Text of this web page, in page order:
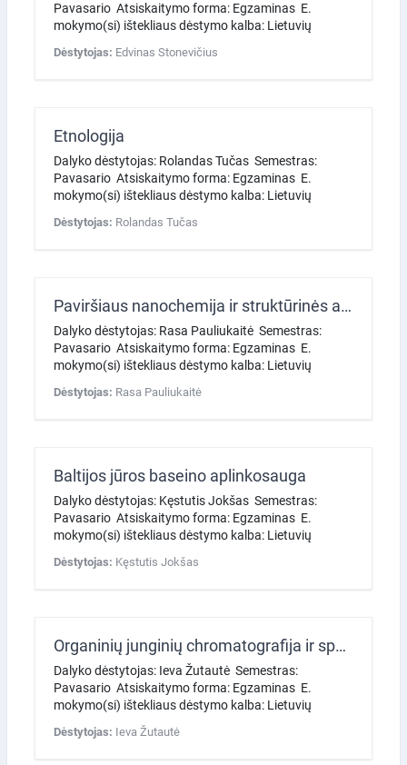
Pavasario Atsiskaitymo forma: Egzaminas E.
mokymo(si) ištekliaus dėstymo kalba: Lietuvių
Dėstytojas: Edvinas Stonevičius
Etnologija
Dalyko dėstytojas: Rolandas Tučas Semestras:
Pavasario Atsiskaitymo forma: Egzaminas E.
mokymo(si) ištekliaus dėstymo kalba: Lietuvių
Dėstytojas: Rolandas Tučas
Paviršiaus nanochemija ir struktūrinės analizės metodai
Dalyko dėstytojas: Rasa Pauliukaitė Semestras:
Pavasario Atsiskaitymo forma: Egzaminas E.
mokymo(si) ištekliaus dėstymo kalba: Lietuvių
Dėstytojas: Rasa Pauliukaitė
Baltijos jūros baseino aplinkosauga
Dalyko dėstytojas: Kęstutis Jokšas Semestras:
Pavasario Atsiskaitymo forma: Egzaminas E.
mokymo(si) ištekliaus dėstymo kalba: Lietuvių
Dėstytojas: Kęstutis Jokšas
Organinių junginių chromatografija ir spektroskopija
Dalyko dėstytojas: Ieva Žutautė Semestras:
Pavasario Atsiskaitymo forma: Egzaminas E.
mokymo(si) ištekliaus dėstymo kalba: Lietuvių
Dėstytojas: Ieva Žutautė